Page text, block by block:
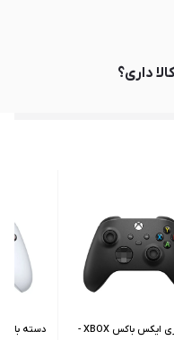
داری؟
دسته بازی ایکس‌ باکس XBOX -